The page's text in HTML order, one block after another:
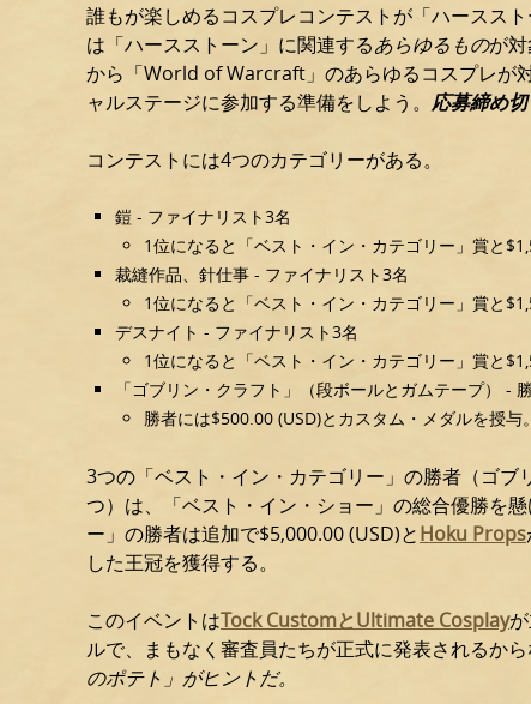
誰もが楽しめるコスプレコンテストが「ハースス
は「ハースストーン」に関連するあらゆるものが
から「World of Warcraft」のあらゆるコスプレが
ャルステージに参加する準備をしよう。 応募締め
コンテストには4つのカテゴリーがある。
鎧 - ファイナリスト3名
1位になると「ベスト・イン・カテゴリー」賞と
裁縫作品、針仕事 - ファイナリスト3名
1位になると「ベスト・イン・カテゴリー」賞と
デスナイト - ファイナリスト3名
1位になると「ベスト・イン・カテゴリー」賞と
「ゴブリン・クラフト」（段ボールとガムテープ） -
勝者には$500.00 (USD)とカスタム・メダルを授与。
3つの「ベスト・イン・カテゴリー」の勝者（ゴ
つ）は、「ベスト・イン・ショー」の総合優勝を
ー」の勝者は追加で$5,000.00 (USD)とHoku Props
した王冠を獲得する。
このイベントはTock CustomとUltimate Cosplay
ルで、まもなく審査員たちが正式に発表されるから
のポテト」がヒントだ。